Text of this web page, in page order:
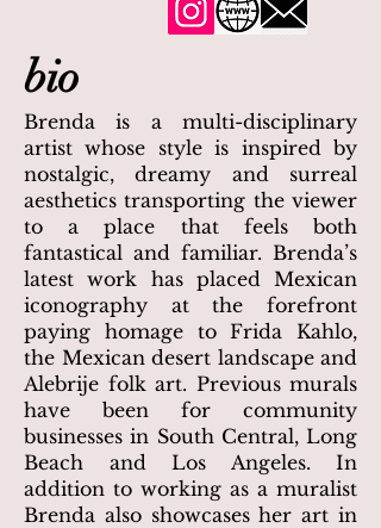
bio
Brenda is a multi-disciplinary
artist whose style is inspired by
nostalgic, dreamy and surreal
aesthetics transporting the viewer
to a place that feels both
fantastical and familiar. Brenda’s
latest work has placed Mexican
iconography at the forefront
paying homage to Frida Kahlo,
the Mexican desert landscape and
Alebrije folk art. Previous murals
have been for community
businesses in South Central, Long
Beach and Los Angeles. In
addition to working as a muralist
Brenda also showcases her art in